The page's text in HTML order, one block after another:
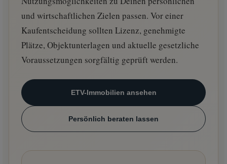
und wirtschaftlichen Zielen passen. Vor einer
Kaufentscheidung sollten Lizenz, genehmigte
Plätze, Objektunterlagen und aktuelle gesetzliche
Voraussetzungen sorgfältig geprüft werden.
ETV-Immobilien ansehen
Persönlich beraten lassen